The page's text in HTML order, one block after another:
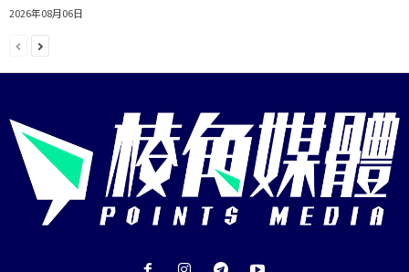
2026年08月06日